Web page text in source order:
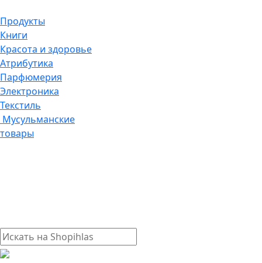
Продукты
Книги
Красота и здоровье
Атрибутика
Парфюмерия
Электроника
Текстиль
Мусульманские
товары